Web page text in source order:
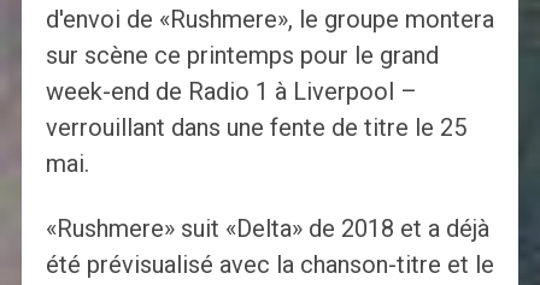
d'envoi de «Rushmere», le groupe montera
sur scène ce printemps pour le grand
week-end de Radio 1 à Liverpool –
verrouillant dans une fente de titre le 25
mai.
«Rushmere» suit «Delta» de 2018 et a déjà
été prévisualisé avec la chanson-titre et le